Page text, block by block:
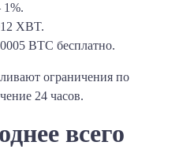
XBT.
BTC бесплатно.
ограничения по
24 часов.
всего